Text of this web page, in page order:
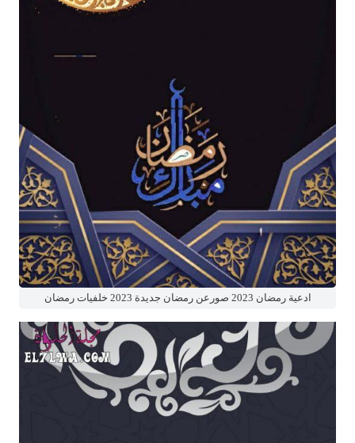
ادعية رمضان 2023 صورعن رمضان جديدة 2023 خلفيات رمضان